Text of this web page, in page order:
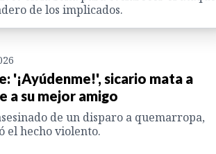
de los implicados.
'¡Ayúdenme!', sicario mata a
a su mejor amigo
de un disparo a quemarropa,
el hecho violento.